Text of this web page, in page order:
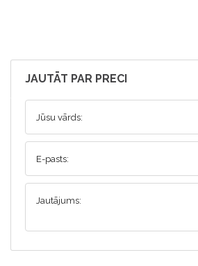
JAUTĀT PAR PRECI
Jūsu vārds:
E-pasts:
Jautājums: